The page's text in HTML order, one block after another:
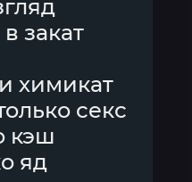
закат
химикат
секс
кэш
яд